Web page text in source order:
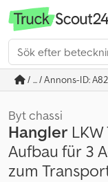
/ ... / Annons-ID:
Byt chassi
Hangler
Aufbau für 3
zum